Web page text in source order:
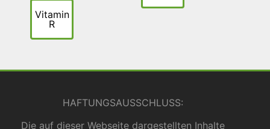
Vitamin
R
HAFTUNGSAUSSCHLUSS:
Die auf dieser Webseite dargestellten Inhalte